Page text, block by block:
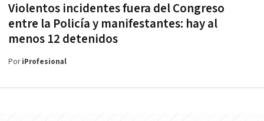
Violentos incidentes fuera del Congreso
entre la Policía y manifestantes: hay al
menos 12 detenidos
PoriProfesional